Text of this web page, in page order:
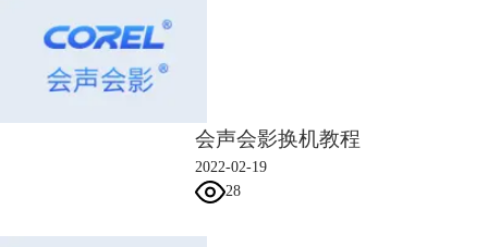
4、拖拽三个控制点，调低读稿区间的BGM音量。并且，在读稿配音的结
束处，制作BGM的音量渐强效果。
会声会影换机教程
2022-02-19
28